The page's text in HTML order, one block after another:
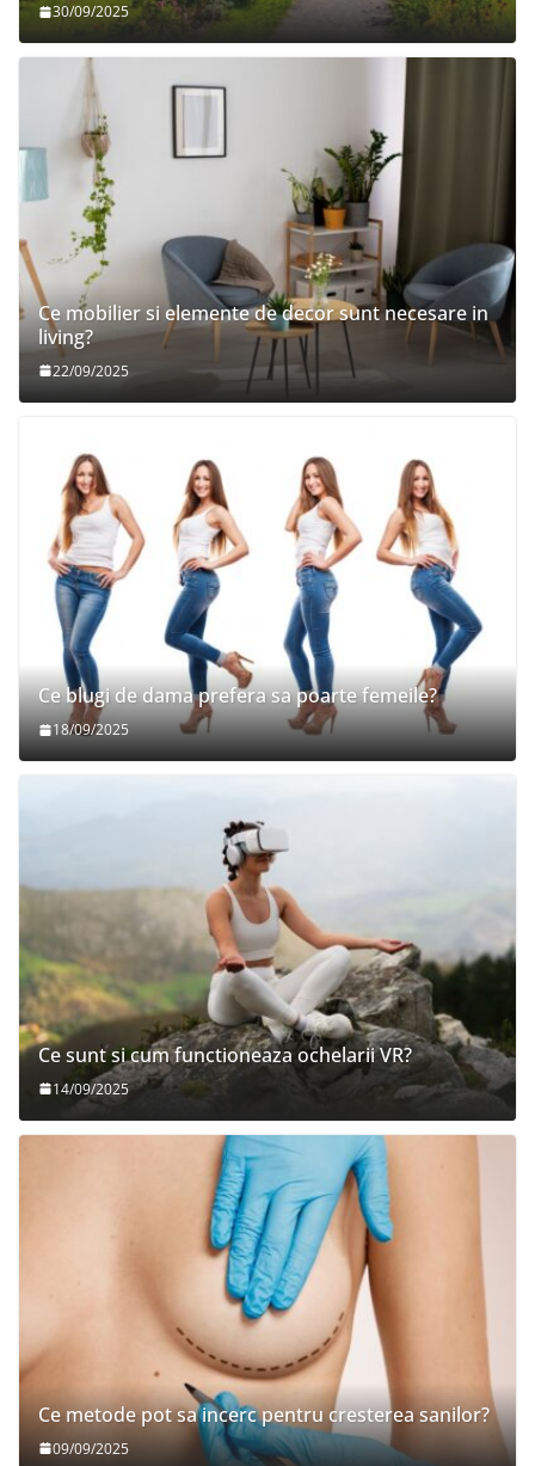
30/09/2025
Ce mobilier si elemente de decor sunt necesare in
living?
22/09/2025
Ce blugi de dama prefera sa poarte femeile?
18/09/2025
Ce sunt si cum functioneaza ochelarii VR?
14/09/2025
Ce metode pot sa incerc pentru cresterea sanilor?
09/09/2025